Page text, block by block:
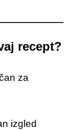
recept?
za
izgled